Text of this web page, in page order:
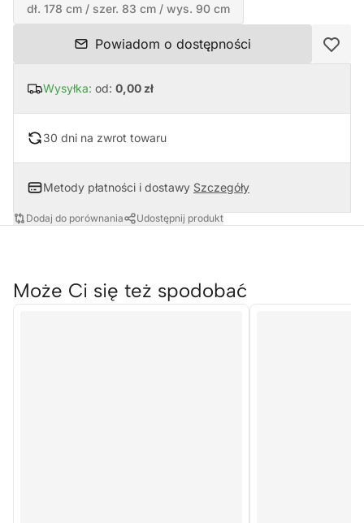
dł. 178 cm / szer. 83 cm / wys. 90 cm
Powiadom o dostępności
Wysyłka: od: 0,00 zł
30 dni na zwrot towaru
Metody płatności i dostawy Szczegóły
Dodaj do porównania Udostępnij produkt
Może Ci się też spodobać